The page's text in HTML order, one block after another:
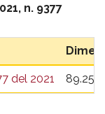
n. 9377
del 2021 89.25